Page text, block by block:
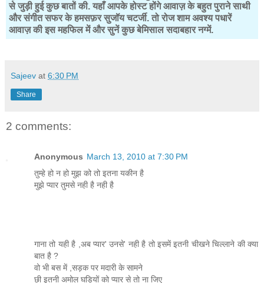
से जुड़ी हुई कुछ बातों की. यहाँ आपके होस्ट होंगे आवाज़ के बहुत पुराने साथी
और संगीत सफर के हमसफ़र सुजॉय चटर्जी. तो रोज शाम अवश्य पधारें
आवाज़ की इस महफिल में और सुनें कुछ बेमिसाल सदाबहार नग्में.
Sajeev at 6:30 PM
Share
2 comments:
Anonymous March 13, 2010 at 7:30 PM
तुम्हे हो न हो मुझ को तो इतना यकीन है
मुझे प्यार तुमसे नही है नही है
गाना तो यही है ,अब प्यार' उनसे' नही है तो इसमें इतनी चीखने चिल्लाने की क्या
बात है ?
वो भी बस में ,सड़क पर मदारी के सामने
छी इतनी अमोल घड़ियों को प्यार से तो ना जिए